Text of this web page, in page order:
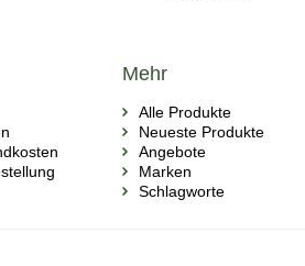
Mehr
Alle Produkte
Neueste Produkte
Angebote
Marken
Schlagworte